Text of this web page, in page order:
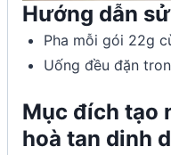
Hướng dẫn
Pha mỗi gói 22g
Uống đều đặn
Mục đích tạo
hoà tan dinh